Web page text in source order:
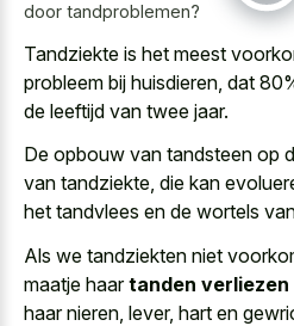
door tandproblemen?
Tandziekte is het meest
probleem bij huisdieren, dat
de leeftijd van twee jaar.
De opbouw van tandsteen op
van tandziekte, die kan
het tandvlees en de wortels
Als we tandziekten niet
maatje haartanden verliezen
haar nieren, lever, hart en